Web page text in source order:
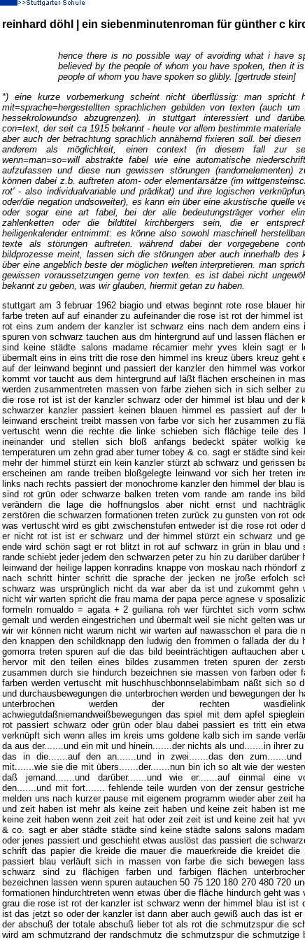
reinhard döhl | ein siebenminutenroman für günther c
hence there is no possible way of avoiding what i have
believed by the people of whom you have spoken, then it
people of whom you have spoken so glibly. [gertrude stein]
*) eine kurze vorbemerkung scheint nicht überflüssig: man spricht
mit=sprache=hergestellten sprachlichen gebilden von texten (auch
hessekrolowundso abzugrenzen). in stuttgart interessiert und
con=text, der seit ca 1915 bekannt - heute vor allem bestimmte materiale
aber auch der betrachtung sprachlich annähernd fixieren soll. bei
anderem als möglichkeit, einen context (in diesem fall zur
wenn=man=so=will abstrakte fabel wie eine automatische
aufzufassen und diese nun gewissen störungen (randomelementen)
können dabei z.b. auftreten atom- oder elementarsätze (im
rot' - also individualvariable und prädikat) und ihre logischen
oder/die negation undsoweiter), es kann ein über eine akustische quelle
oder sogar eine art fabel, bei der alle bedeutungsträger vorher
zahlenketten oder die bildtitel kirchbergers sein, die er
heiligenkalender entnimmt: es könne also sowohl maschinell
texte als störungen auftreten. während dabei der vorgegebene
bildprozesse meint, lassen sich die störungen aber auch innerhalb des
über eine angeblich beste der möglichen welten interpretieren. man
gewissen voraussetzungen gerne von texten. es ist dabei nicht
bekannt zu geben, was wir glauben, hiermit getan zu haben.
stuttgart am 3 februar 1962 biagio und etwas beginnt rote rose blauer
farbe treten auf auf einander zu aufeinander die rose ist rot der himmel
rot eins zum andern der kanzler ist schwarz eins nach dem andern eins
spuren von schwarz tauchen aus dm hintergrund auf und lassen flächen
sind keine städte salons madame récamier mehr yves klein sagt er
übermalt eins in eins tritt die rose den himmel ins kreuz übers kreuz geht
auf der leinwand beginnt und passiert der kanzler den himmel was
kommt vor taucht aus dem hintergrund auf läßt flächen erscheinen in
werden zusammentreten massen von farbe ziehen sich in sich selber
die rose rot ist ist der kanzler schwarz oder der himmel ist blau und der
schwarzer kanzler passiert keinen blauen himmel es passiert auf der
leinwand erscheint treibt massen von farbe vor sich her zusammen zu
vertuscht wenn die rechte die linke schieben sich flächige teile des
ineinander und stellen sich bloß anfangs bedeckt später wolkig
temperaturen um zehn grad aber turner tobey & co. sagt er städte sind
mehr der himmel stürzt ein kein kanzler stürzt ab schwarz und gerissen
erscheinen am rande treiben bloßgelegte leinwand vor sich her treten
links nach rechts passiert der monochrome kanzler den himmel der blau
sind rot grün oder schwarze balken treten vom rande am rande ins
verändern die lage die hoffnungslos aber nicht ernst und
zerstören die schwarzen formationen treten zurück zu gunsten von rot
was vertuscht wird es gibt zwischenstufen entweder ist die rose rot oder
er nicht rot ist ist er schwarz und der himmel stürzt ein schwarz und
ende wird schön sagt er rot blitzt in rot auf schwarz in grün in blau und
rande schiebt jeder jedem den schwarzen peter zu hin zu darüber darüber
leinwand der heilige lappen konradins knappe von moskau nach rhöndorf
nach schritt hinter schritt die sprache der jecken ne jroße erfolch
schwarz was ursprünglich nicht da war aber da ist und zukommt gehn
nicht wir warten spricht die frau mama der papa perce agnese v
formeln romualdo = agata + 2 guiliana roh wer fürchtet sich vorm
gemalt und werden eingestrichen und übermalt weil sie nicht gelten was
wir wir können nicht warum nicht wir warten auf nawasschon el para die
den knappen den schildknapp den ludwig den frommen o fallada der du
gomorra treten spuren auf die das bild beeinträchtigen auftauchen aber
hervor mit den teilen eines bildes zusammen treten spuren der
zusammen durch sie hindurch bezeichnen sie massen von farben oder
farben werden vertuscht mit huschhuschbonnselabimbam näßt sich so
und durchausbewegungen die unterbrochen werden und bewegungen der
unterbrochen werden der rechten
achwiegutdaßniemandweißbewegungen das spiel mit dem apfel
rot passiert schwarz oder grün oder blau dabei passiert es tritt ein
verknüpft sich wenn alles im kreis ums goldene kalb sich im sande
da aus der.......und ein mit und hinein.......der nichts als und.......in ihrer
das in die.......auf den an.......und in zwei.......das den
mit.......wie sie die mit übers.......der.......nun bin ich so alt wie der
daß jemand.......und darüber.......und wie er.......auf einmal eine
den.......und mit fort....... fehlende teile wurden von der zensur
melden uns nach kurzer pause mit eigenem programm wieder aber zeit
und zeit haben ist mehr als keine zeit haben und keine zeit haben ist
keine zeit haben wenn zeit zeit hat oder zeit zeit ist und keine zeit hat
& co. sagt er aber städte städte sind keine städte salons salons
oder jenes passiert und geschieht etwas auslöst das passiert die
schrift das papier die kreide die mauer die mauerkreide die kreidet die
passiert blau verläuft sich in massen von farbe die sich bewegen
schwarz sind zu flächigen farben und farbigen flächen
bezeichnen lassen wenn spuren autauchen 50 75 120 180 270 480 720
formationen hindurchtreten wenn etwas über die fläche hindurch geht
grau die rose ist rot der kanzler ist schwarz wenn der himmel blau ist ist
ist das jetzt so oder der kanzler ist dann aber auch gewiß auch das ist
der abschuß der totale abschuß lieber tot als rot die schmutzspur die
wird am schmutzrand der randschmutz die schmutzspur die schmutzige